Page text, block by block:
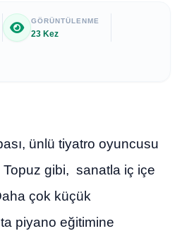
GÖRÜNTÜLENME
23 Kez
ünlü tiyatro oyuncusu
gibi, sanatla iç içe
çok küçük
piyano eğitimine